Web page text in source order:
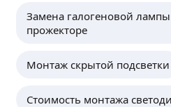
Замена галогеновой
прожекторе
Монтаж скрытой подсветки
Стоимость монтажа